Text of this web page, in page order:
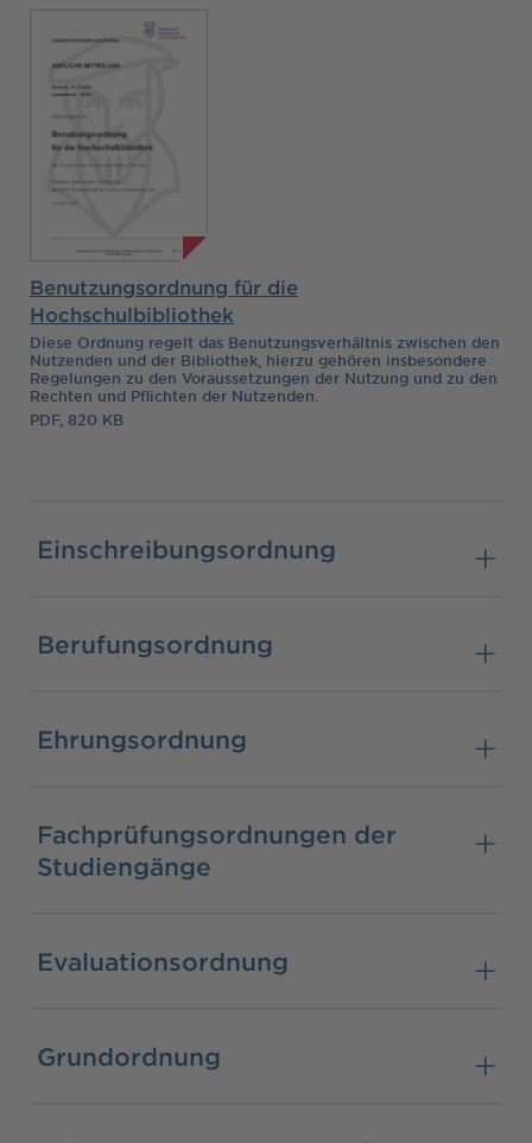
Benutzungsordnung für die
Hochschulbibliothek
Diese Ordnung regelt das Benutzungsverhältnis zwischen den
Nutzenden und der Bibliothek, hierzu gehören insbesondere
Regelungen zu den Voraussetzungen der Nutzung und zu den
Rechten und Pflichten der Nutzenden.
PDF, 820 KB
Einschreibungsordnung
Berufungsordnung
Ehrungsordnung
Fachprüfungsordnungen der
Studiengänge
Evaluationsordnung
Grundordnung